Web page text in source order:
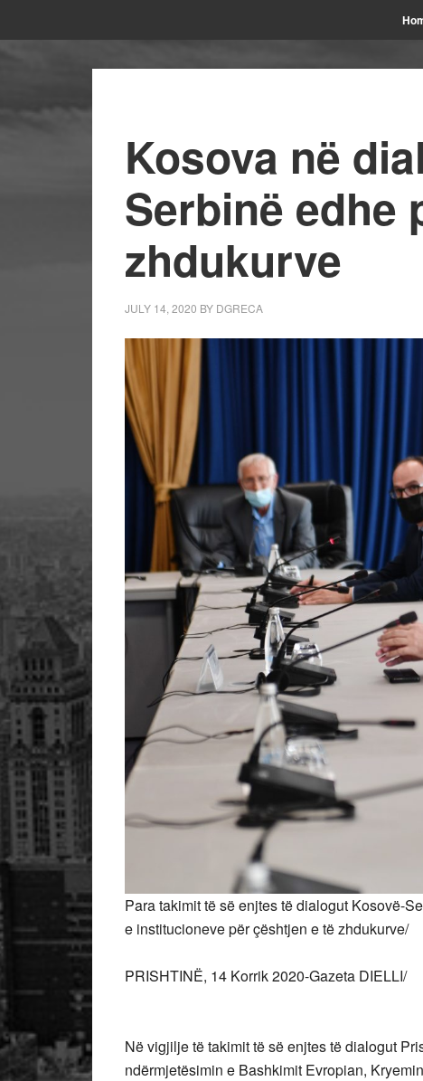
Kosova në
Serbinë edhe
zhdukurve
JULY 14, 2020 BY DGRECA
Para takimit të së enjtes të dialogut Kosovë-
e institucioneve për çështjen e të zhdukurve/
PRISHTINË, 14 Korrik 2020-Gazeta DIELLI/
Në vigjilje të takimit të së enjtes të dialogut
ndërmjetësimin e Bashkimit Evropian,